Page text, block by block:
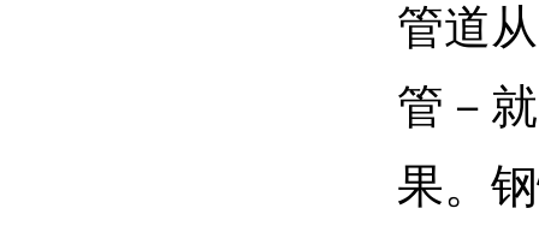
管道
管－
果。